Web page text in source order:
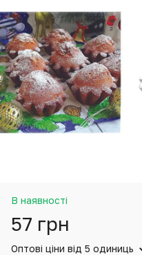
В наявності
57 грн
Оптові ціни від 5 одиниць